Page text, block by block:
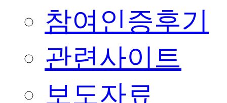
참여인증후기
관련사이트
보도자료